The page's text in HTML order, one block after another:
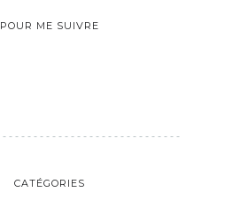
POUR ME SUIVRE
CATÉGORIES